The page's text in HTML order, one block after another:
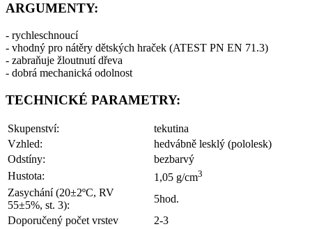
ARGUMENTY:
- rychleschnoucí
- vhodný pro nátěry dětských hraček (ATEST PN EN 71.3)
- zabraňuje žloutnutí dřeva
- dobrá mechanická odolnost
TECHNICKÉ PARAMETRY:
Skupenství:
tekutina
Vzhled:
hedvábně lesklý (pololesk)
Odstíny:
bezbarvý
Hustota:
1,05 g/cm3
Zasychání (20±2ºC, RV
55±5%, st. 3):
5hod.
Doporučený počet vrstev
2-3